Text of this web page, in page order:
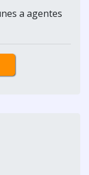
a agentes